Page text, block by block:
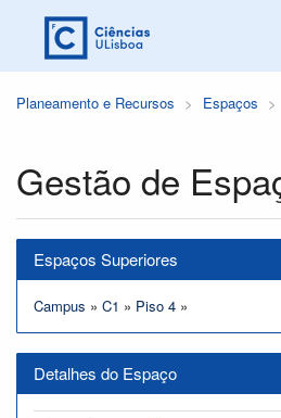
Planeamento e Recursos Espaços
Gestão de
Espaços Superiores
Campus » C1 » Piso 4 »
Detalhes do Espaço